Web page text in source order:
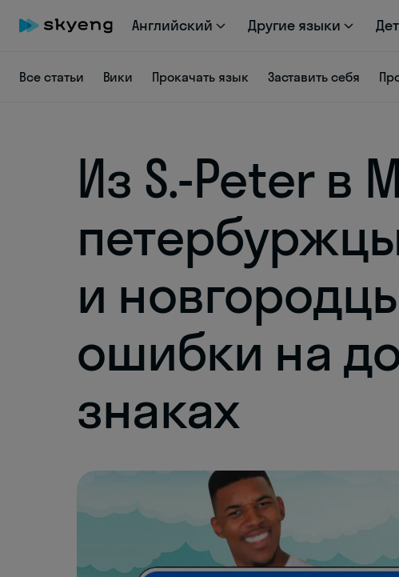
Английский Другие языки
Все статьи Вики Прокачать язык Заставить себя
Из S.-Peter в
и
ошибки на
знаках